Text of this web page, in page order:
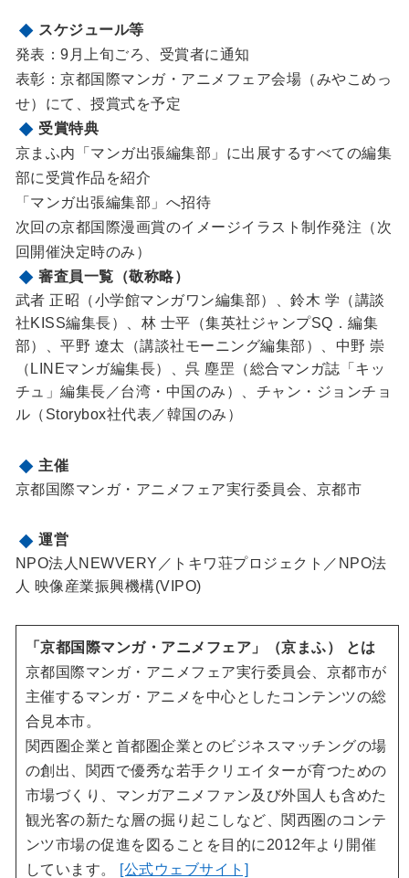
スケジュール等
発表：9月上旬ごろ、受賞者に通知
表彰：京都国際マンガ・アニメフェア会場（みやこめっ
せ）にて、授賞式を予定
受賞特典
京まふ内「マンガ出張編集部」に出展するすべての編集
部に受賞作品を紹介
「マンガ出張編集部」へ招待
次回の京都国際漫画賞のイメージイラスト制作発注（次
回開催決定時のみ）
審査員一覧（敬称略）
武者 正昭（小学館マンガワン編集部）、鈴木 学（講談
社KISS編集長）、林 士平（集英社ジャンプSQ．編集
部）、平野 遼太（講談社モーニング編集部）、中野 崇
（LINEマンガ編集長）、呉 塵罡（総合マンガ誌「キッ
チュ」編集長／台湾・中国のみ）、チャン・ジョンチョ
ル（Storybox社代表／韓国のみ）
主催
京都国際マンガ・アニメフェア実行委員会、京都市
運営
NPO法人NEWVERY／トキワ荘プロジェクト／NPO法
人 映像産業振興機構(VIPO)
「京都国際マンガ・アニメフェア」（京まふ） とは
京都国際マンガ・アニメフェア実行委員会、京都市が
主催するマンガ・アニメを中心としたコンテンツの総
合見本市。
関西圏企業と首都圏企業とのビジネスマッチングの場
の創出、関西で優秀な若手クリエイターが育つための
市場づくり、マンガアニメファン及び外国人も含めた
観光客の新たな層の掘り起こしなど、関西圏のコンテ
ンツ市場の促進を図ることを目的に2012年より開催
しています。
[公式ウェブサイト]